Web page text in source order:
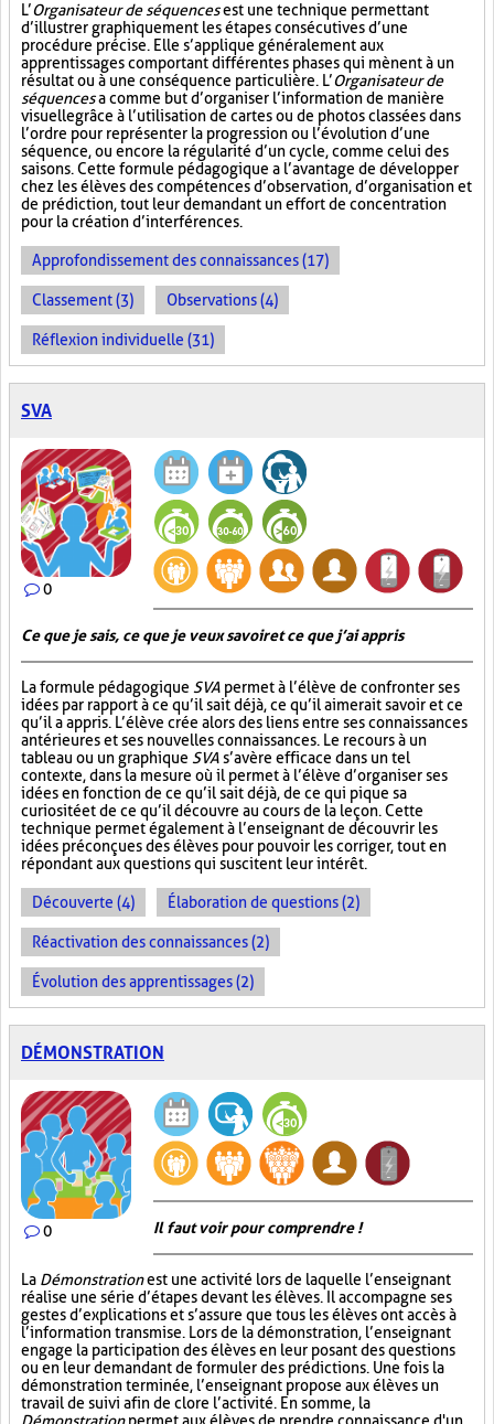
L’Organisateur de séquencesest une technique permettant
d’illustrer graphiquement les étapes consécutives d’une
procédure précise. Elle s’applique généralement aux
apprentissages comportant différentes phases qui mènent à un
résultat ou à une conséquence particulière. L’Organisateur de
séquencesa comme but d’organiser l’information de manière
visuellegrâce à l’utilisation de cartes ou de photos classées dans
l’ordre pour représenter la progression ou l’évolution d’une
séquence, ou encore la régularité d’un cycle, comme celui des
saisons. Cette formule pédagogique a l’avantage de développer
chez les élèves des compétences d’observation, d’organisation et
de prédiction, tout leur demandant un effort de concentration
pour la création d’interférences.
Approfondissement des connaissances (17)
Classement (3) Observations (4)
Réflexion individuelle (31)
SVA
0
Ce que je sais, ce que je veux savoir et ce que j’ai appris
La formule pédagogique SVA permet à l’élève de confronter ses
idées par rapport à ce qu’il sait déjà, ce qu’il aimerait savoir et ce
qu’il a appris. L’élève crée alors des liens entre ses connaissances
antérieures et ses nouvelles connaissances. Le recours à un
tableau ou un graphique SVA s’avère efficace dans un tel
contexte, dans la mesure où il permet à l’élève d’organiser ses
idées en fonction de ce qu’il sait déjà, de ce qui pique sa
curiosité et de ce qu’il découvre au cours de la leçon. Cette
technique permet également à l’enseignant de découvrir les
idées préconçues des élèves pour pouvoir les corriger, tout en
répondant aux questions qui suscitent leur intérêt.
Découverte (4) Élaboration de questions (2)
Réactivation des connaissances (2)
Évolution des apprentissages (2)
DÉMONSTRATION
0 Il faut voir pour comprendre !
La Démonstrationest une activité lors de laquelle l’enseignant
réalise une série d’étapes devant les élèves. Il accompagne ses
gestes d’explications et s’assure que tous les élèves ont accès à
l’information transmise. Lors de la démonstration, l’enseignant
engage la participation des élèves en leur posant des questions
ou en leur demandant de formuler des prédictions. Une fois la
démonstration terminée, l’enseignant propose aux élèves un
travail de suivi afin de clore l’activité. En somme, la